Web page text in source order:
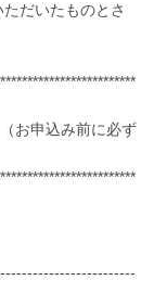
だいたものとさ